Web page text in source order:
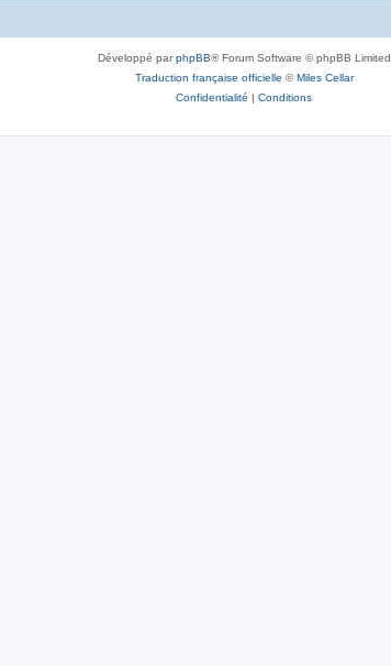
Développé parphpBB® Forum Software © phpBB Limited
Traduction française officielle ©Miles Cellar
Confidentialité | Conditions